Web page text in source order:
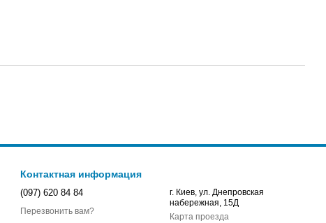
Контактная информация
(097) 620 84 84
Перезвонить вам?
г. Киев, ул. Днепровская
набережная, 15Д
Карта проезда